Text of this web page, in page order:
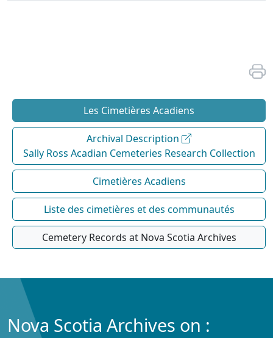
Les Cimetières Acadiens
Archival Description
Sally Ross Acadian Cemeteries Research Collection
Cimetières Acadiens
Liste des cimetières et des communautés
Cemetery Records at Nova Scotia Archives
Nova Scotia Archives on :